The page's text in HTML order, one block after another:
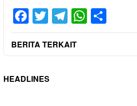
Facebook
Twitter
Telegram
BERITA TERKAIT
HEADLINES